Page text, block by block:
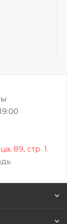
89, стр. 1.